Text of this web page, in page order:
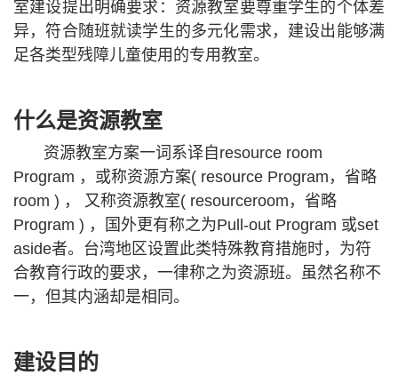
室建设提出明确要求：资源教室要尊重学生的个体差
异，符合随班就读学生的多元化需求，建设出能够满
足各类型残障儿童使用的专用教室。
什么是资源教室
资源教室方案一词系译自resource room
Program ，或称资源方案( resource Program，省略
room ) ， 又称资源教室( resourceroom，省略
Program ) ，国外更有称之为Pull-out Program 或set
aside者。台湾地区设置此类特殊教育措施时，为符
合教育行政的要求，一律称之为资源班。虽然名称不
一，但其内涵却是相同。
建设目的